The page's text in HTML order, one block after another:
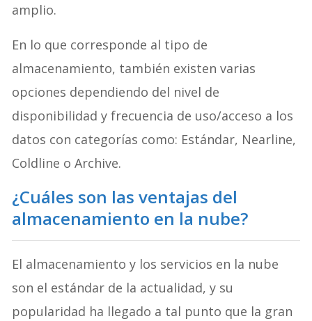
amplio.
En lo que corresponde al tipo de
almacenamiento, también existen varias
opciones dependiendo del nivel de
disponibilidad y frecuencia de uso/acceso a los
datos con categorías como: Estándar, Nearline,
Coldline o Archive.
¿Cuáles son las ventajas del
almacenamiento en la nube?
El almacenamiento y los servicios en la nube
son el estándar de la actualidad, y su
popularidad ha llegado a tal punto que la gran